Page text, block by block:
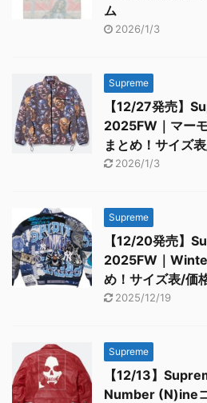
ム
2026/1/3
Supreme
【12/27発売】
2025FW｜マー
まとめ！サイズ
2026/1/3
Supreme
【12/20発売】
2025FW｜
め！サイズ表/価
2025/12/19
Supreme
【12/13】
Number (N)ine